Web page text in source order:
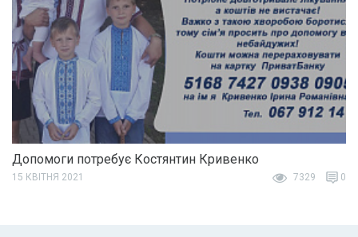
Допомоги потребує Костянтин Кривенко
15 КВІТНЯ 2021 7329 0